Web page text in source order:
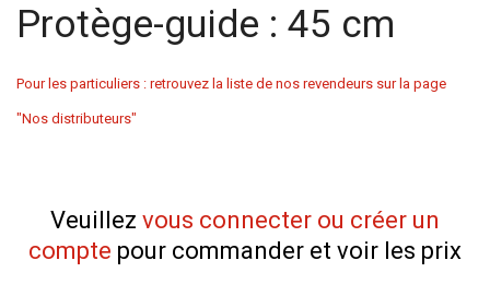
Protège-guide : 45 cm
Pour les particuliers : retrouvez la liste de nos revendeurs sur la page
"Nos distributeurs"
Veuillez vous connecter ou créer un
compte pour commander et voir les prix